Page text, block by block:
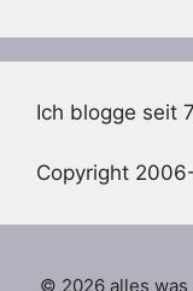
Ich blogge seit
Copyright
© 2026 alles was